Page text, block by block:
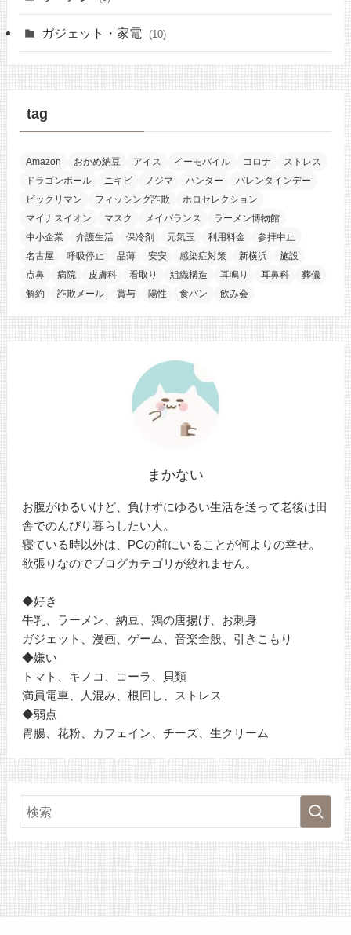
ガジェット・家電 (10)
tag
Amazon おかめ納豆 アイス イーモバイル コロナ
ストレス
ドラゴンボール
ニキビ ノジマ ハンター
バレンタインデー
ビックリマン
フィッシング詐欺
ホロセレクション
マイナスイオン
マスク メイバランス
ラーメン博物館
中小企業
介護生活 保冷剤 元気玉 利用料金
参拝中止
名古屋
呼吸停止 品薄 安安 感染症対策 新横浜
施設
点鼻
病院 皮膚科 看取り 組織構造 耳鳴り 耳鼻科
葬儀
解約
詐欺メール 賞与 陽性 食パン 飲み会
まかない
お腹がゆるいけど、負けずにゆるい生活を送って老後は田
舎でのんびり暮らしたい人。
寝ている時以外は、PCの前にいることが何よりの幸せ。
欲張りなのでブログカテゴリが絞れません。
◆好き
牛乳、ラーメン、納豆、鶏の唐揚げ、お刺身
ガジェット、漫画、ゲーム、音楽全般、引きこもり
◆嫌い
トマト、キノコ、コーラ、貝類
満員電車、人混み、根回し、ストレス
◆弱点
胃腸、花粉、カフェイン、チーズ、生クリーム